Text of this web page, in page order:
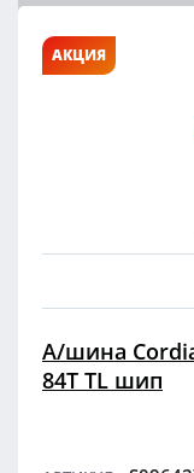
АКЦИЯ
А/шина
84T TL шип